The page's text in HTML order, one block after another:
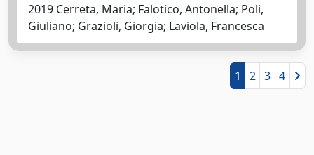
2019 Cerreta, Maria; Falotico, Antonella; Poli,
Giuliano; Grazioli, Giorgia; Laviola, Francesca
1 2 3 4